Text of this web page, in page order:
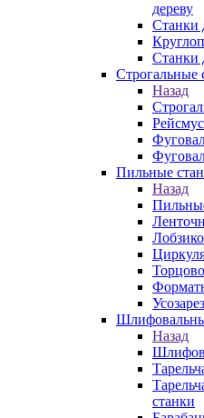
дереву
Станки
Станки
Строгальные
Назад
Пильные
Назад
Назад
станки